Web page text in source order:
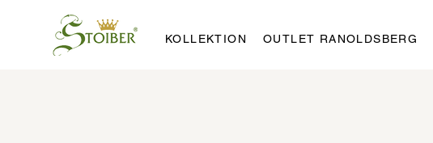
KOLLEKTION OUTLET RANOLDSBERG